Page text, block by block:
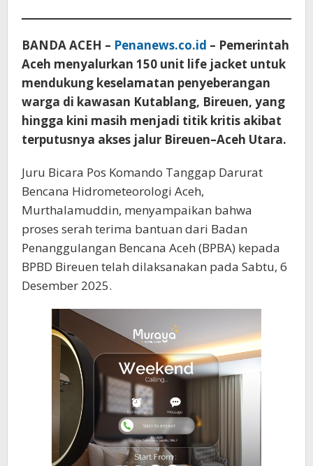
BANDA ACEH – Penanews.co.id – Pemerintah
Aceh menyalurkan 150 unit life jacket untuk
mendukung keselamatan penyeberangan
warga di kawasan Kutablang, Bireuen, yang
hingga kini masih menjadi titik kritis akibat
terputusnya akses jalur Bireuen–Aceh Utara.
Juru Bicara Pos Komando Tanggap Darurat
Bencana Hidrometeorologi Aceh,
Murthalamuddin, menyampaikan bahwa
proses serah terima bantuan dari Badan
Penanggulangan Bencana Aceh (BPBA) kepada
BPBD Bireuen telah dilaksanakan pada Sabtu, 6
Desember 2025.